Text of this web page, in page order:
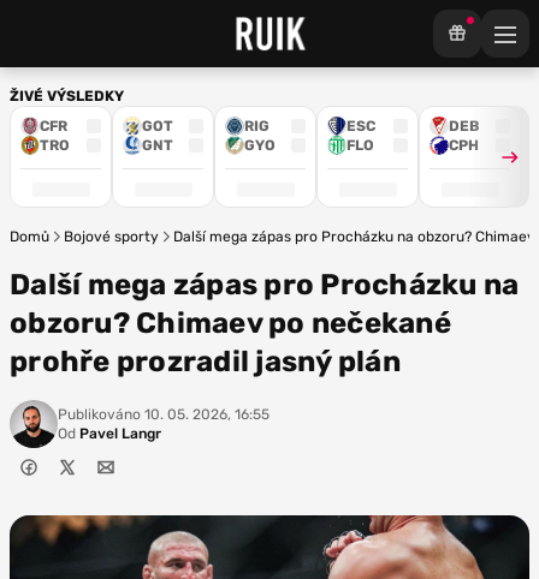
ŽIVÉ VÝSLEDKY
CFR
TRO
GOT
GNT
RIG
GYO
ESC
FLO
DEB
CPH
Domů Bojové sporty Další mega zápas pro Procházku na obzoru?
Další mega zápas pro Procházku na
obzoru? Chimaev po nečekané
prohře prozradil jasný plán
Publikováno 10. 05. 2026, 16:55
Od Pavel Langr